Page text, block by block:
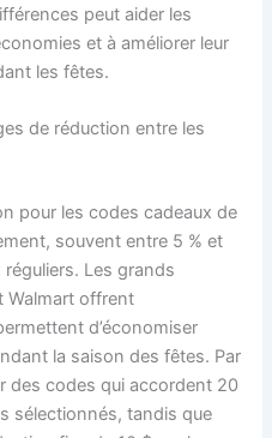
peut aider les
et à améliorer leur
les fêtes.
de réduction entre les
pour les codes cadeaux de
souvent entre 5 % et
Les grands
Walmart offrent
d’économiser
la saison des fêtes. Par
des codes qui accordent 20
sélectionnés, tandis que